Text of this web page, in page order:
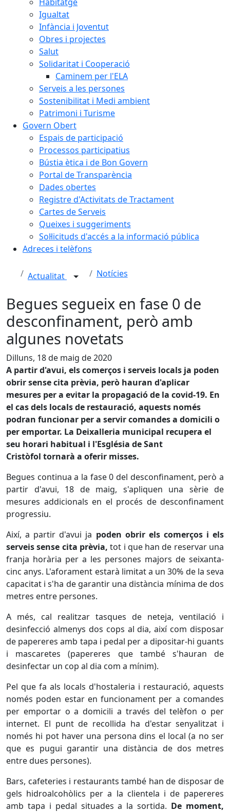
Igualtat
Infància i Joventut
Obres i projectes
Salut
Solidaritat i Cooperació
Caminem per l'ELA
Serveis a les persones
Sostenibilitat i Medi ambient
Patrimoni i Turisme
Govern Obert
Espais de participació
Processos participatius
Bústia ètica i de Bon Govern
Portal de Transparència
Dades obertes
Registre d'Activitats de Tractament
Cartes de Serveis
Queixes i suggeriments
Sol·licituds d'accés a la informació pública
Adreces i telèfons
Actualitat Notícies
Begues segueix en fase 0 de
desconfinament, però amb
algunes novetats
Dilluns, 18 de maig de 2020
A partir d'avui, els comerços i serveis locals ja poden
obrir sense cita prèvia, però hauran d'aplicar
mesures per a evitar la propagació de la covid-19. En
el cas dels locals de restauració, aquests només
podran funcionar per a servir comandes a domicili o
per emportar. La Deixalleria municipal recupera el
seu horari habitual i l'Església de Sant
Cristòfol tornarà a oferir misses.
Begues continua a la fase 0 del desconfinament, però a
partir d'avui, 18 de maig, s'apliquen una sèrie de
mesures addicionals en el procés de desconfinament
progressiu.
Així, a partir d'avui ja poden obrir els comerços i els
serveis sense cita prèvia, tot i que han de reservar una
franja horària per a les persones majors de seixanta-
cinc anys. L'aforament estarà limitat a un 30% de la seva
capacitat i s'ha de garantir una distància mínima de dos
metres entre persones.
A més, cal realitzar tasques de neteja, ventilació i
desinfecció almenys dos cops al dia, així com disposar
de papereres amb tapa i pedal per a dipositar-hi guants
i mascaretes (papereres que també s'hauran de
desinfectar un cop al dia com a mínim).
Pel que fa als locals d'hostaleria i restauració, aquests
només poden estar en funcionament per a comandes
per emportar o a domicili a través del telèfon o per
internet. El punt de recollida ha d'estar senyalitzat i
només hi pot haver una persona dins el local (a no ser
que es pugui garantir una distància de dos metres
entre dues persones).
Bars, cafeteries i restaurants també han de disposar de
gels hidroalcohòlics per a la clientela i de papereres
amb tapa i pedal situades a la sortida. De moment,